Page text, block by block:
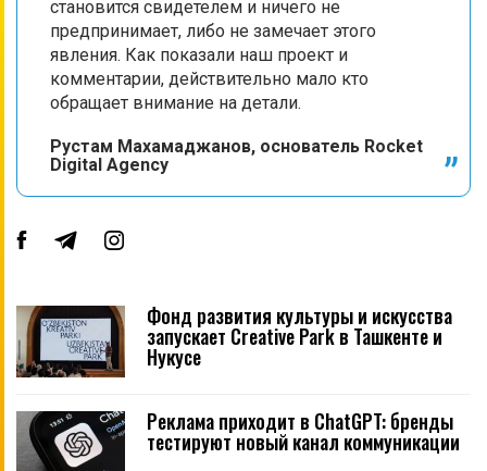
становится свидетелем и ничего не
предпринимает, либо не замечает этого
явления. Как показали наш проект и
комментарии, действительно мало кто
обращает внимание на детали.
Рустам Махамаджанов, основатель Rocket
Digital Agency
Фонд развития культуры и искусства
запускает Creative Park в Ташкенте и
Нукусе
Реклама приходит в ChatGPT: бренды
тестируют новый канал коммуникации